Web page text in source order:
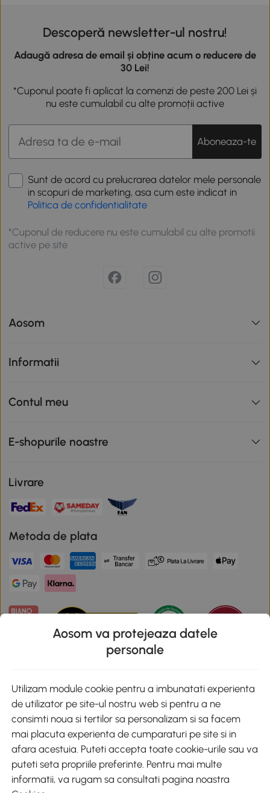
Descoperă newsletter-ul nostru!
Adaugă adresa de email și obține acum o reducere de
30 Lei!
*Cuponul poate fi aplicat la comenzi de peste 200 Lei și
nu este cumulabil cu alte promoții active
Aboneaza-te
Sunt de acord cu prelucrarea datelor mele personale
in scopuri de marketing, asa cum este indicat in
Politica de confidentialitate
*Cuponul de reducere nu este cumulabil cu alte promotii
active pe site
Aosom
Informatii
Contul meu
E-shopurile noastre
Livrare
Metoda de plata
Descarca aplicatia Aosom
Google Play
+40 312294730 clienti@aosom.ro
Romania, Bucureşti Sectorul 2, Str. Barbu Paris Mumuleanu, Nr. 30-
Aosom va protejeaza datele
personale
Utilizam module cookie pentru a imbunatati experienta
de utilizator pe site-ul nostru web si pentru a ne
consimti noua si tertilor sa personalizam si sa facem
mai placuta experienta de cumparaturi pe site si in
afara acestuia. Puteti accepta toate cookie-urile sau va
puteti seta propriile preferinte. Pentru mai multe
informatii, va rugam sa consultati pagina noastra